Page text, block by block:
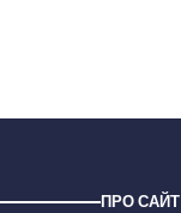
ПРО САЙТ